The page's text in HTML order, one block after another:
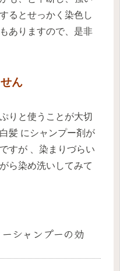
るとせっかく染色し
ありますので、是非
ん
りと使うことが大切
髪 にシャンプー剤が
すが 、染まりづらい
ら染め洗いしてみて
シャンプーの効